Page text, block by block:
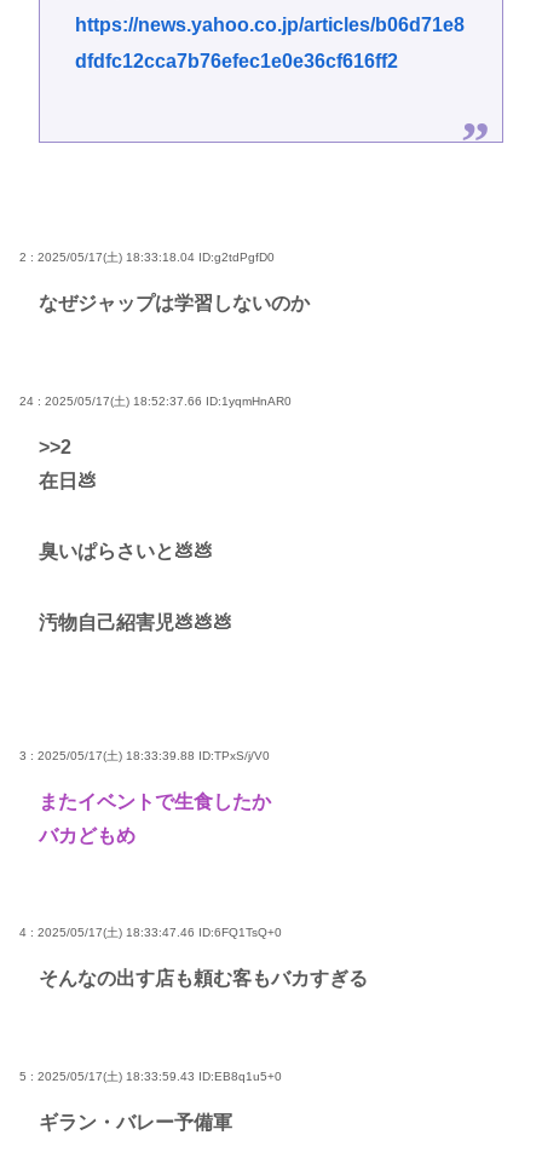
https://news.yahoo.co.jp/articles/b06d71e8
dfdfc12cca7b76efec1e0e36cf616ff2
2 : 2025/05/17(土) 18:33:18.04 ID:g2tdPgfD0
なぜジャップは学習しないのか
24 : 2025/05/17(土) 18:52:37.66 ID:1yqmHnAR0
>>2
在日💩
臭いぱらさいと💩💩
汚物自己紹害児💩💩💩
3 : 2025/05/17(土) 18:33:39.88 ID:TPxS/j/V0
またイベントで生食したか
バカどもめ
4 : 2025/05/17(土) 18:33:47.46 ID:6FQ1TsQ+0
そんなの出す店も頼む客もバカすぎる
5 : 2025/05/17(土) 18:33:59.43 ID:EB8q1u5+0
ギラン・バレー予備軍